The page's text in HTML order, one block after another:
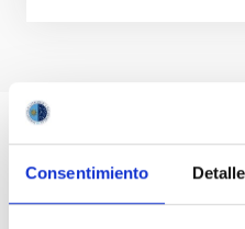
Consentimiento